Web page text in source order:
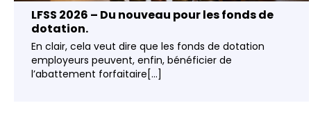
LFSS 2026 – Du nouveau pour les fonds de
dotation.
En clair, cela veut dire que les fonds de dotation
employeurs peuvent, enfin, bénéficier de
l’abattement forfaitaire[...]